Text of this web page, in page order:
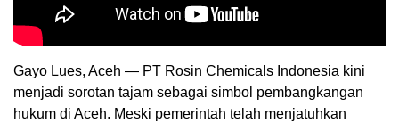
Gayo Lues, Aceh — PT Rosin Chemicals Indonesia kini
menjadi sorotan tajam sebagai simbol pembangkangan
hukum di Aceh. Meski pemerintah telah menjatuhkan